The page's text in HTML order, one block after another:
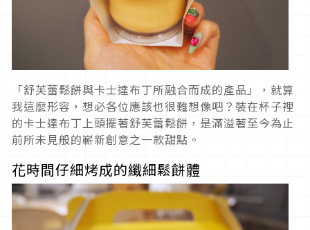
「舒芙蕾鬆餅與卡士達布丁所融合而成的產品」，就算
我這麼形容，想必各位應該也很難想像吧？裝在杯子裡
的卡士達布丁上頭擺著舒芙蕾鬆餅，是滿溢著至今為止
前所未見般的嶄新創意之一款甜點。
花時間仔細烤成的纖細鬆餅體